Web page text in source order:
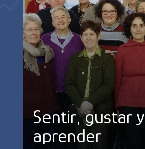
Sentir, gustar y
aprender